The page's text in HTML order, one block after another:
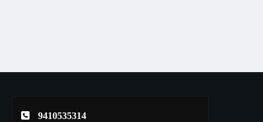
9410535314